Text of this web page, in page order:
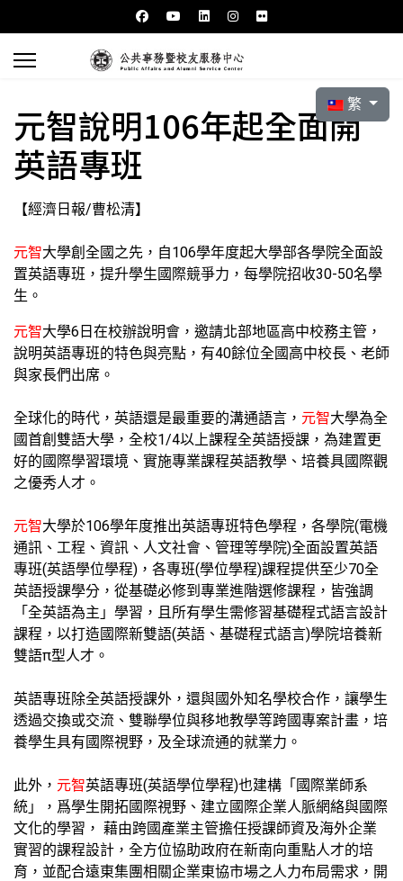
選擇你的語言
繁
元智說明106年起全面開
英語專班
【經濟日報/曹松清】
元智大學創全國之先，自106學年度起大學部各學院全面設
置英語專班，提升學生國際競爭力，每學院招收30-50名學
生。
元智大學6日在校辦說明會，邀請北部地區高中校務主管，
說明英語專班的特色與亮點，有40餘位全國高中校長、老師
與家長們出席。
全球化的時代，英語還是最重要的溝通語言， 元智大學為全
國首創雙語大學，全校1/4以上課程全英語授課，為建置更
好的國際學習環境、實施專業課程英語教學、培養具國際觀
之優秀人才。
元智大學於106學年度推出英語專班特色學程，各學院(電機
通訊、工程、資訊、人文社會、管理等學院)全面設置英語
專班(英語學位學程)，各專班(學位學程)課程提供至少70全
英語授課學分，從基礎必修到專業進階選修課程，皆強調
「全英語為主」學習，且所有學生需修習基礎程式語言設計
課程，以打造國際新雙語(英語、基礎程式語言)學院培養新
雙語π型人才。
英語專班除全英語授課外，還與國外知名學校合作，讓學生
透過交換或交流、雙聯學位與移地教學等跨國專案計畫，培
養學生具有國際視野，及全球流通的就業力。
此外， 元智英語專班(英語學位學程)也建構「國際業師系
統」，爲學生開拓國際視野、建立國際企業人脈網絡與國際
文化的學習， 藉由跨國產業主管擔任授課師資及海外企業
實習的課程設計，全方位協助政府在新南向重點人才的培
育，並配合遠東集團相關企業東協市場之人力布局需求，開